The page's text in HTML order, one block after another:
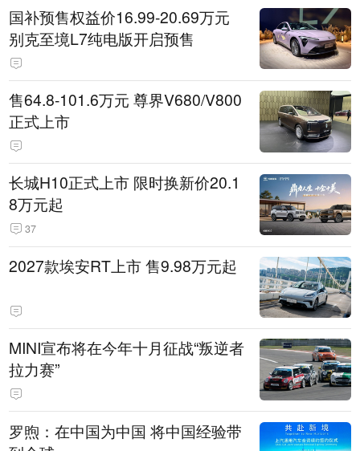
国补预售权益价16.99-20.69万元
别克至境L7纯电版开启预售
售64.8-101.6万元 尊界V680/V800
正式上市
长城H10正式上市 限时换新价20.1
8万元起
37
2027款埃安RT上市 售9.98万元起
MINI宣布将在今年十月征战“叛逆者
拉力赛”
罗煦：在中国为中国 将中国经验带